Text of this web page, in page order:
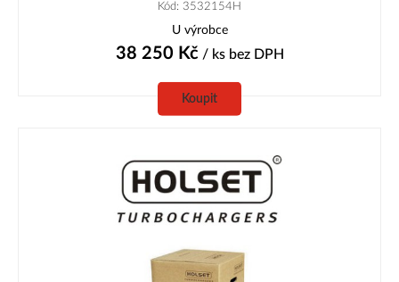
Kód: 3532154H
U výrobce
38 250 Kč/ ks bez DPH
Koupit